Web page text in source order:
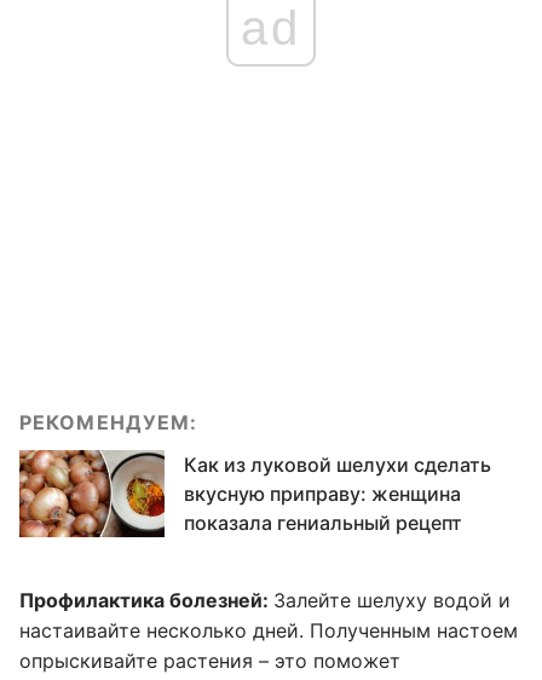
ad
РЕКОМЕНДУЕМ:
Как из луковой шелухи сделать
вкусную приправу: женщина
показала гениальный рецепт
Профилактика болезней: Залейте шелуху водой и
настаивайте несколько дней. Полученным настоем
опрыскивайте растения – это поможет